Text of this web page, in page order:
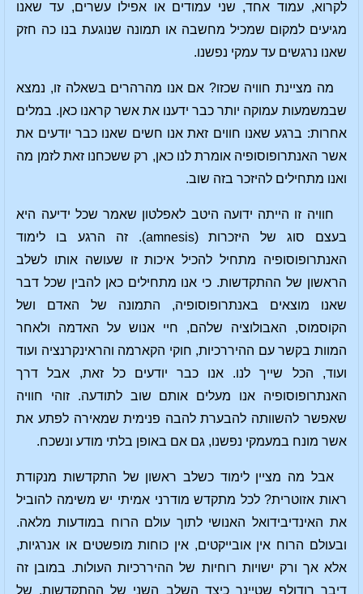
לקרוא, עמוד אחד, שני עמודים או אפילו עשרים, עד שאנו
מגיעים למקום שמכיל מחשבה או תמונה שנוגעת בנו כה חזק
שאנו נרגשים עד עמקי נפשנו.
מה מציינת חוויה שכזו? אם אנו מהרהרים בשאלה זו, נמצא
שבמשמעות עמוקה יותר כבר ידענו את אשר קראנו כאן. במלים
אחרות: ברגע שאנו חווים זאת אנו חשים שאנו כבר יודעים את
אשר האנתרופוסופיה אומרת לנו כאן, רק ששכחנו זאת לזמן מה
ואנו מתחילים להיזכר בזה שוב.
חוויה זו הייתה ידועה היטב לאפלטון שאמר שכל ידיעה היא
בעצם סוג של היזכרות (amnesis). זה הרגע בו לימוד
האנתרופוסופיה מתחיל להכיל איכות זו שעושה אותו לשלב
הראשון של ההתקדשות. כי אנו מתחילים כאן להבין שכל דבר
שאנו מוצאים באנתרופוסופיה, התמונה של האדם ושל
הקוסמוס, האבולוציה שלהם, חיי אנוש על האדמה ולאחר
המוות בקשר עם ההיררכיות, חוקי הקארמה והראינקרנציה ועוד
ועוד, הכל שייך לנו. אנו כבר יודעים כל זאת, אבל דרך
האנתרופוסופיה אנו מעלים אותם שוב לתודעה. זוהי חוויה
שאפשר להשוותה להבערת להבה פנימית שמאירה לפתע את
אשר מונח במעמקי נפשנו, גם אם באופן בלתי מודע ונשכח.
אבל מה מציין לימוד כשלב ראשון של התקדשות מנקודת
ראות אזוטרית? לכל מתקדש מודרני אמיתי יש משימה להוביל
את האינדיבידואל האנושי לתוך עולם הרוח במודעות מלאה.
ובעולם הרוח אין אובייקטים, אין כוחות מופשטים או אנרגיות,
אלא אך ורק ישויות רוחיות של ההיררכיות העולות. במובן זה
דיבר רודולף שטיינר כיצד השלב השני של ההתקדשות, של